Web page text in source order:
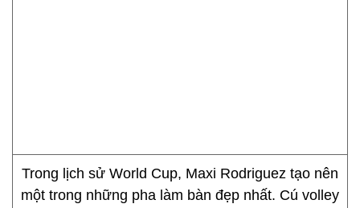
Trong lịch sử World Cup, Maxi Rodriguez tạo nên
một trong những pha làm bàn đẹp nhất. Cú volley